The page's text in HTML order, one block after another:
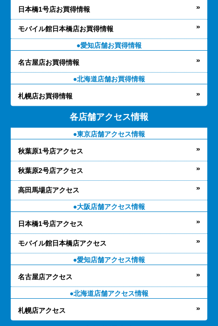
日本橋1号店お買得情報
モバイル館日本橋店お買得情報
愛知店舗お買得情報
名古屋店お買得情報
北海道店舗お買得情報
札幌店お買得情報
各店舗アクセス情報
東京店舗アクセス情報
秋葉原1号店アクセス
秋葉原2号店アクセス
高田馬場店アクセス
大阪店舗アクセス情報
日本橋1号店アクセス
モバイル館日本橋店アクセス
愛知店舗アクセス情報
名古屋店アクセス
北海道店舗アクセス情報
札幌店アクセス